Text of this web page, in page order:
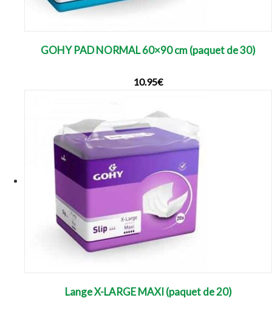
GOHY PAD NORMAL 60×90 cm (paquet de 30)
10.95€
Lange X-LARGE MAXI (paquet de 20)